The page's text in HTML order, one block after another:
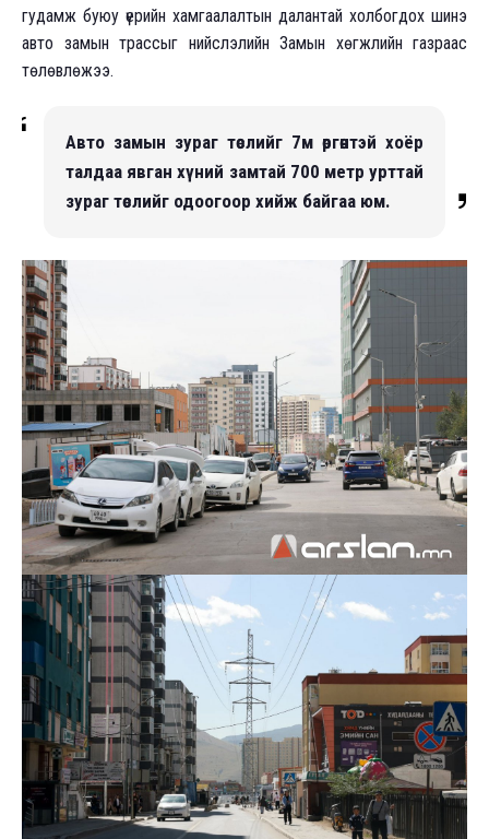
гудамж буюу үерийн хамгаалалтын далантай холбогдох шинэ
авто замын трассыг нийслэлийн Замын хөгжлийн газраас
төлөвлөжээ.
Авто замын зураг төслийг 7м өргөнтэй хоёр
талдаа явган хүний замтай 700 метр урттай
зураг төслийг одоогоор хийж байгаа юм.